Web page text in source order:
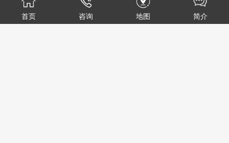
深化国际交流共谋合作发展|...
首页 咨询 地图 简介